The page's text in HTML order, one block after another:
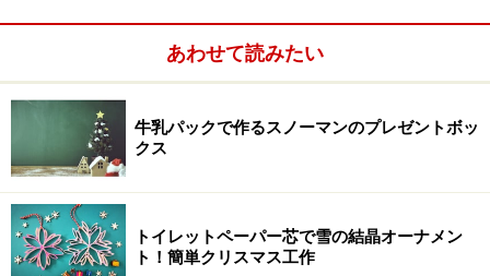
世界にひとつだけの万華鏡
まるめて作るオリジナルだるま
不要な紙でリサイクル！ポチ袋
素敵にアレンジ！ポチ袋
無料素材ダウンロードで作れるポチ袋
あわせて読みたい
牛乳パックで作るスノーマンのプレゼントボッ
クス
トイレットペーパー芯で雪の結晶オーナメン
ト！簡単クリスマス工作